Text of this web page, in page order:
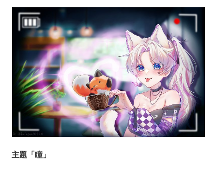
主題「瞳」